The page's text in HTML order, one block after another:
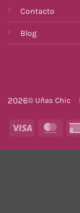
Contacto
Blog
2026© Uñas Chic
Visa